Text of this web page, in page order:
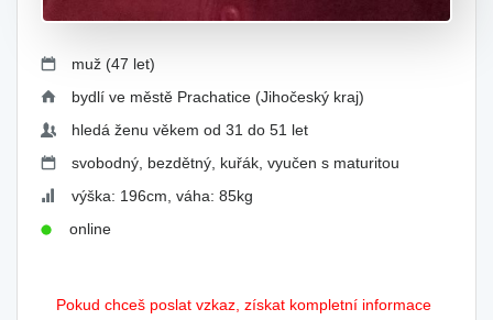
muž (47 let)
bydlí ve městě Prachatice (Jihočeský kraj)
hledá ženu věkem od 31 do 51 let
svobodný, bezdětný, kuřák, vyučen s maturitou
výška: 196cm, váha: 85kg
online
Pokud chceš poslat vzkaz, získat kompletní informace